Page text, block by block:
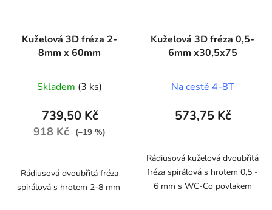
Kuželová 3D fréza 2-
8mm x 60mm
Skladem (3 ks)
739,50 Kč
918 Kč (–19 %)
Rádiusová dvoubřitá fréza
spirálová s hrotem 2-8 mm
Kuželová 3D fréza 0,5-
6mm x30,5x75
Na cestě 4-8T
573,75 Kč
Rádiusová kuželová dvoubřitá
fréza spirálová s hrotem 0,5 -
6 mm s WC-Co povlakem